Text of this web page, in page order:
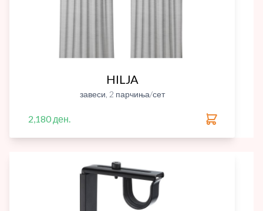
HILJA
завеси, 2 парчиња/сет
2,180 ден.